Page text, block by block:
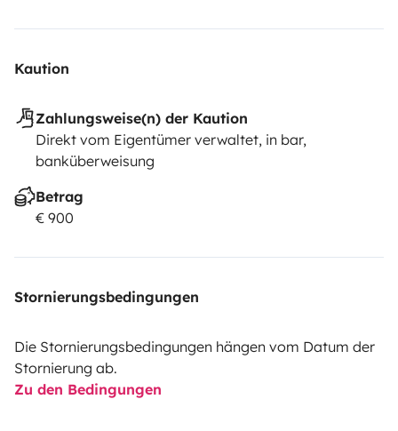
Kaution
Zahlungsweise(n) der Kaution
Direkt vom Eigentümer verwaltet, in bar,
banküberweisung
Betrag
€ 900
Stornierungsbedingungen
Die Stornierungsbedingungen hängen vom Datum der
Stornierung ab.
Zu den Bedingungen